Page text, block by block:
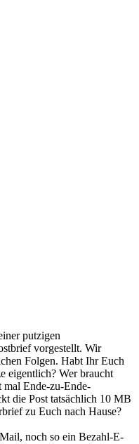
putzigen
vorgestellt. Wir
Folgen. Habt Ihr Euch
eigentlich? Wer braucht
mal Ende-zu-Ende-
die Post tatsächlich 10 MB
zu Euch nach Hause?
noch so ein Bezahl-E-